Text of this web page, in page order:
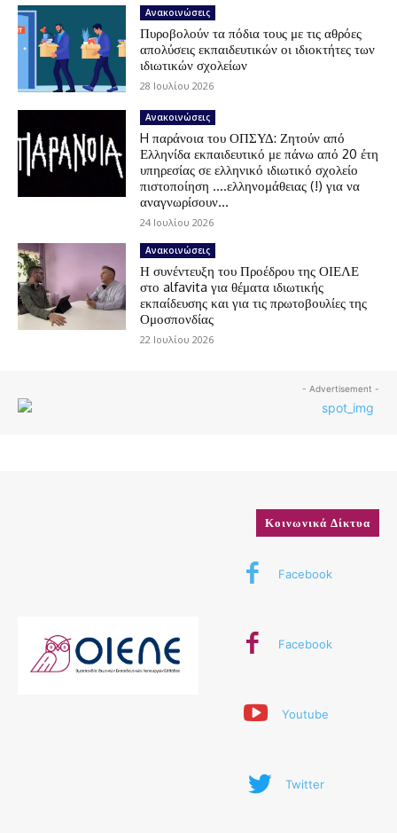
Ανακοινώσεις
Πυροβολούν τα πόδια τους με τις αθρόες
απολύσεις εκπαιδευτικών οι ιδιοκτήτες των
ιδιωτικών σχολείων
28 Ιουλίου 2026
Ανακοινώσεις
H παράνοια του ΟΠΣΥΔ: Ζητούν από
Ελληνίδα εκπαιδευτικό με πάνω από 20 έτη
υπηρεσίας σε ελληνικό ιδιωτικό σχολείο
πιστοποίηση ….ελληνομάθειας (!) για να
αναγνωρίσουν...
24 Ιουλίου 2026
Ανακοινώσεις
Η συνέντευξη του Προέδρου της ΟΙΕΛΕ
στο alfavita για θέματα ιδιωτικής
εκπαίδευσης και για τις πρωτοβουλίες της
Ομοσπονδίας
22 Ιουλίου 2026
- Advertisement -
Κοινωνικά Δίκτυα
Facebook
Facebook
Youtube
Twitter